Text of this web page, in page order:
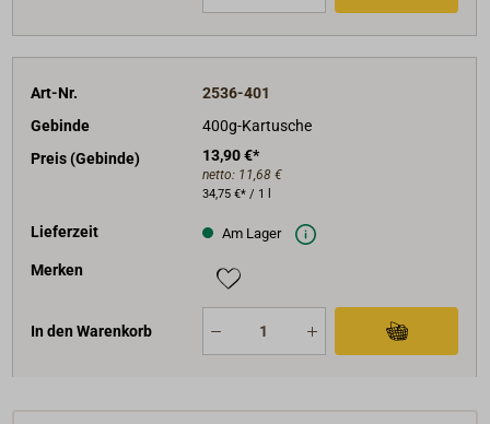
Art-Nr.
2536-401
Gebinde
400g-Kartusche
Preis (Gebinde)
13,90 €*
netto: 11,68 €
34,75 €* / 1 l
Lieferzeit Am Lager
Merken
In den Warenkorb